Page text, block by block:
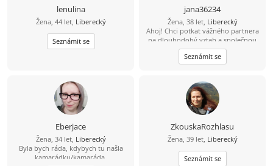
lenulina
Žena, 44 let, Liberecký
Seznámit se
jana36234
Žena, 38 let, Liberecký
Ahoj! Chci potkat vážného partnera
na dlouhodobý vztah a společnou
budoucnost. Pošli mi svůj е-mаil – je
to rychlé a zdarma. Těším se na tvou
odpověď!
Seznámit se
Eberjace
Žena, 34 let, Liberecký
Byla bych ráda, kdybych tu našla
kamarádku/kamaráda.
ZkouskaRozhlasu
Žena, 39 let, Liberecký
Seznámit se